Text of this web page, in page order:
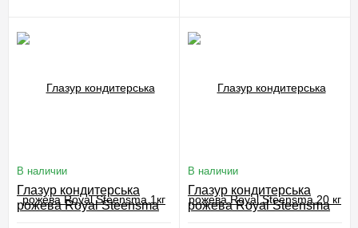
В наличии
Глазур кондитерська
рожева Royal Steensma
В наличии
Глазур кондитерська
рожева Royal Steensma